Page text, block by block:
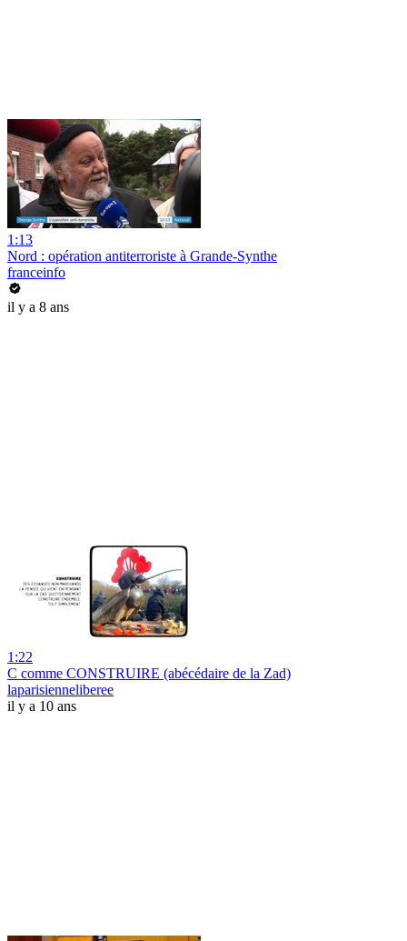
1:13
Nord : opération antiterroriste à Grande-Synthe
franceinfo
il y a 8 ans
1:22
C comme CONSTRUIRE (abécédaire de la Zad)
laparisienneliberee
il y a 10 ans